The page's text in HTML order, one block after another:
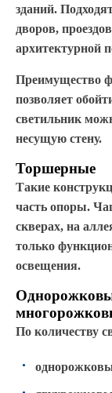
зданий.
дворов,
архитектурной
Преимущество
позволяет
светильник
несущую стену.
Торшерные
Такие
часть опоры.
скверах, на
только
освещения.
По количеству